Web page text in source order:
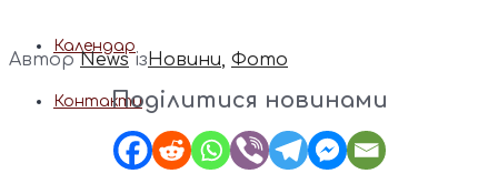
Календар
Контакти
АвторNews ізНовини, Фото
Поділитися новинами